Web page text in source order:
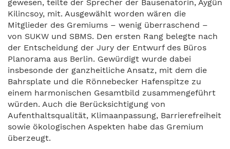
gewesen, teilte der Sprecher der Bausenatorin, Aygün
Kilincsoy, mit. Ausgewählt worden wären die
Mitglieder des Gremiums – wenig überraschend –
von SUKW und SBMS. Den ersten Rang belegte nach
der Entscheidung der Jury der Entwurf des Büros
Planorama aus Berlin. Gewürdigt wurde dabei
insbesonde der ganzheitliche Ansatz, mit dem die
Bahrsplate und die Rönnebecker Hafenspitze zu
einem harmonischen Gesamtbild zusammengeführt
würden. Auch die Berücksichtigung von
Aufenthaltsqualität, Klimaanpassung, Barrierefreiheit
sowie ökologischen Aspekten habe das Gremium
überzeugt.